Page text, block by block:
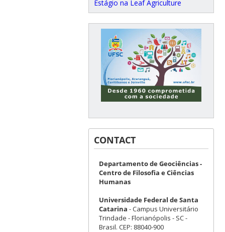
Estágio na Leaf Agriculture
CONTACT
Departamento de Geociências -
Centro de Filosofia e Ciências
Humanas
Universidade Federal de Santa
Catarina - Campus Universitário
Trindade - Florianópolis - SC -
Brasil. CEP: 88040-900